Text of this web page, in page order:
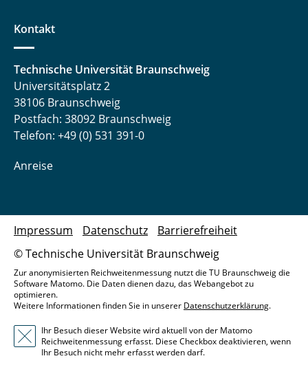
Kontakt
Technische Universität Braunschweig
Universitätsplatz 2
38106 Braunschweig
Postfach: 38092 Braunschweig
Telefon: +49 (0) 531 391-0
Anreise
© Technische Universität Braunschweig
Impressum Datenschutz Barrierefreiheit
Zur anonymisierten Reichweitenmessung nutzt die TU Braunschweig die
Software Matomo. Die Daten dienen dazu, das Webangebot zu
optimieren.
Weitere Informationen finden Sie in unserer Datenschutzerklärung.
Ihr Besuch dieser Website wird aktuell von der Matomo
Reichweitenmessung erfasst. Diese Checkbox deaktivieren, wenn
Ihr Besuch nicht mehr erfasst werden darf.